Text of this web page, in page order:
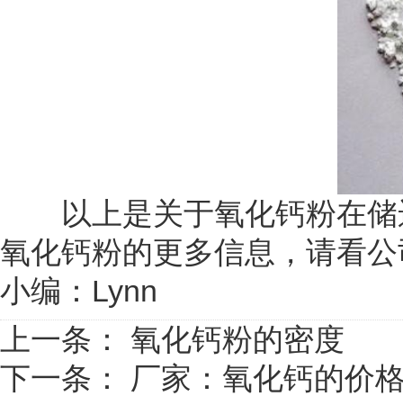
以上是关于氧化钙粉在储
氧化钙粉的更多信息，请看
小编：Lynn
上一条： 氧化钙粉的密度
下一条： 厂家：氧化钙的价